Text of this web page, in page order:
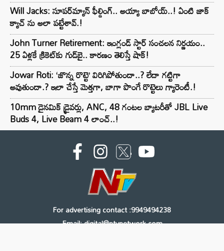
Will Jacks: సూపర్‌మ్యాన్ ఫీల్డింగ్.. అయ్యా బాబోయ్..! ఏంటి జాక్
క్యాచ్ ను అలా పట్టేశావ్.!
John Turner Retirement: ఇంగ్లండ్ స్టార్ సంచలన నిర్ణయం..
25 ఏళ్లకే క్రికెట్‌కు గుడ్‌బై.. కారణం తెలిస్తే షాక్!
Jowar Roti: ‘జొన్న రొట్టె’ విరిగిపోతుందా..? లేదా గట్టిగా
అవుతుందా.? ఇలా చేస్తే మెత్తగా, బాగా పొంగే రొట్టెలు గ్యారెంటీ.!
10mm డైనమిక్ డ్రైవర్లు, ANC, 48 గంటల బ్యాటరీతో JBL Live
Buds 4, Live Beam 4 లాంచ్..!
For advertising contact :9949494238
Email: digital@ntvnetwork.com